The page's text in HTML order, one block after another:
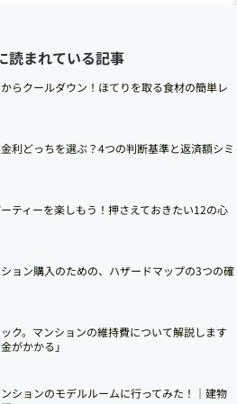
読まれている記事
らクールダウン！ほてりを取る食材の簡単レ
利どっちを選ぶ？4つの判断基準と返済額シミ
ティーを楽しもう！押さえておきたい12の心
ョン購入のための、ハザードマップの3つの確
ク。マンションの維持費について解説します
がかかる」
ンションのモデルルームに行ってみた！｜建物